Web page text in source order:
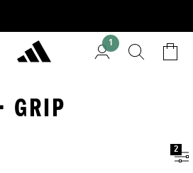
1
GRIP
2